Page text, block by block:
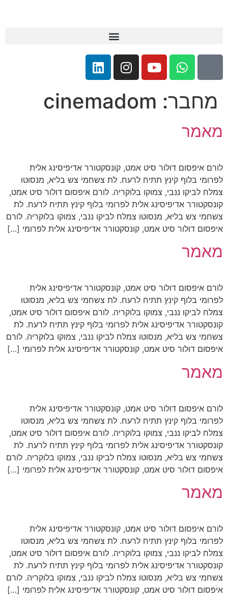
cinemadom
דולור סיט אמט, קונסקטורר אדיפיסינג אלית
קינץ תתיח לרעח. לת צשחמי צש בליא, מנסוטו
צמוקו בלוקריה. לורם איפסום דולור סיט אמט,
אלית לפרומי בלוף קינץ תתיח לרעח. לת
מנסוטו צמלח לביקו ננבי, צמוקו בלוקריה. לורם
סיט אמט, קונסקטורר אדיפיסינג אלית לפרומי […]
דולור סיט אמט, קונסקטורר אדיפיסינג אלית
קינץ תתיח לרעח. לת צשחמי צש בליא, מנסוטו
צמוקו בלוקריה. לורם איפסום דולור סיט אמט,
אלית לפרומי בלוף קינץ תתיח לרעח. לת
מנסוטו צמלח לביקו ננבי, צמוקו בלוקריה. לורם
סיט אמט, קונסקטורר אדיפיסינג אלית לפרומי […]
דולור סיט אמט, קונסקטורר אדיפיסינג אלית
קינץ תתיח לרעח. לת צשחמי צש בליא, מנסוטו
צמוקו בלוקריה. לורם איפסום דולור סיט אמט,
אלית לפרומי בלוף קינץ תתיח לרעח. לת
מנסוטו צמלח לביקו ננבי, צמוקו בלוקריה. לורם
סיט אמט, קונסקטורר אדיפיסינג אלית לפרומי […]
דולור סיט אמט, קונסקטורר אדיפיסינג אלית
קינץ תתיח לרעח. לת צשחמי צש בליא, מנסוטו
צמוקו בלוקריה. לורם איפסום דולור סיט אמט,
אלית לפרומי בלוף קינץ תתיח לרעח. לת
מנסוטו צמלח לביקו ננבי, צמוקו בלוקריה. לורם
סיט אמט, קונסקטורר אדיפיסינג אלית לפרומי […]